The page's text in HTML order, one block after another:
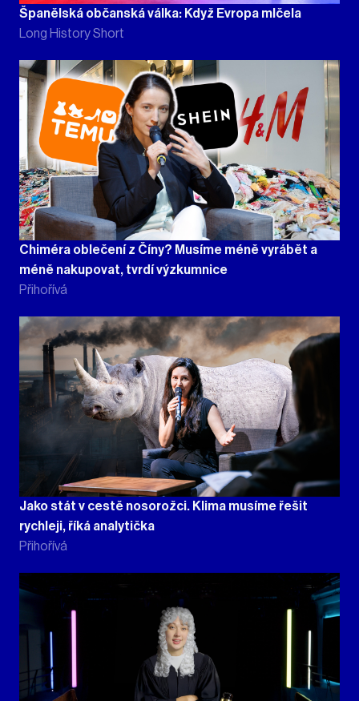
Španělská občanská válka: Když Evropa mlčela
Long History Short
Chiméra oblečení z Číny? Musíme méně vyrábět a
méně nakupovat, tvrdí výzkumnice
Přihořívá
Jako stát v cestě nosorožci. Klima musíme řešit
rychleji, říká analytička
Přihořívá